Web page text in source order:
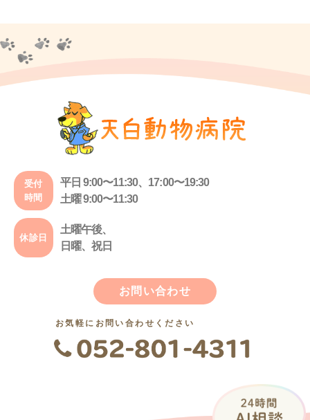
受付
時間
平日 9:00〜11:30、17:00〜19:30
土曜 9:00〜11:30
休診日
土曜午後、
日曜、祝日
お問い合わせ
お気軽にお問い合わせください